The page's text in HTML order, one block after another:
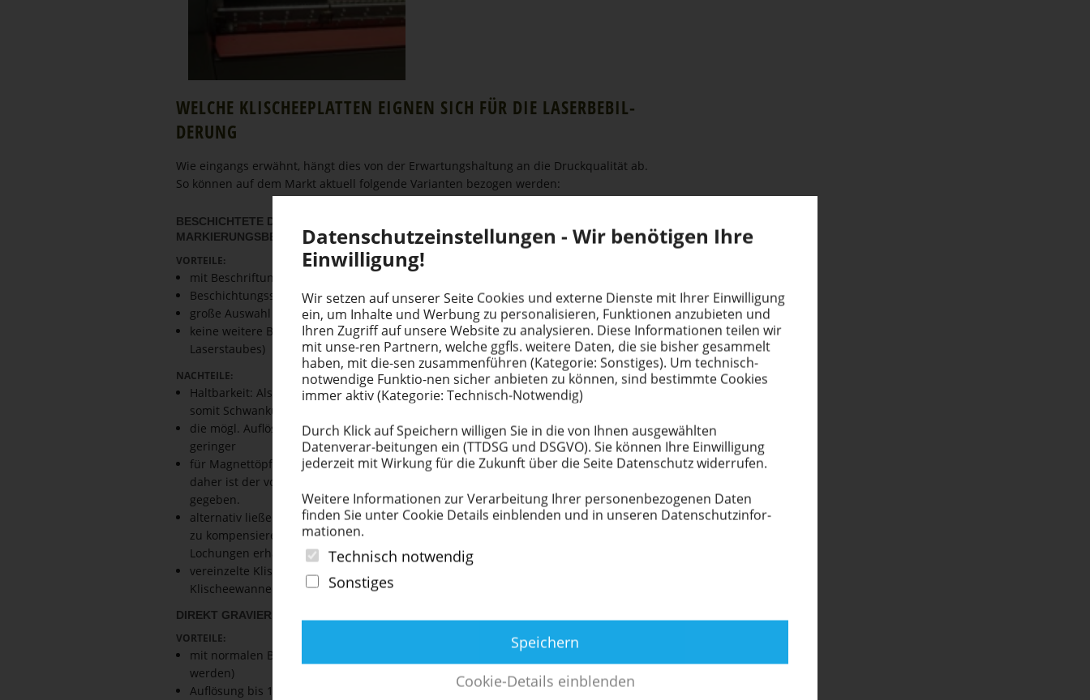
WELCHE KLISCHEE­PLATTEN EIGNEN SICH FÜR DIE LASER­BE­BIL­
DERUNG
Wie eingangs erwähnt, hängt dies von der Erwar­tungs­haltung an die Druck­qua­lität ab.
So können auf dem Markt aktuell folgende Varianten bezogen werden:
BESCHICHTETE DIREKT­GRA­VUR­PLATTEN (MEIST BESCHICH­TETES ALU) - AUS DEM
MARKIE­RUNGS­BE­REICH
VORTEILE:
mit Beschriftungslasern recht einfach zu erstellen
Beschichtungsschwankungen können mit mehr Leistung einfach kompensiert werden
große Auswahl an Platten mit verschiedenen Eigenschaften
keine weitere Bearbeitung erforderlich (außer dringend empfohlener Reinigung des
Laserstaubes)
NACHTEILE:
Haltbarkeit: Als Rakelschicht steht nur die Beschichtung zur Verfügung und unterliegt
somit Schwankungen der Druckqualität beim Abarbeiten des Druckauftrages
die mögl. Auflösung und das Raster sind gegenüber herkömmlichen Polymerklischees
geringer
für Magnettöpfe sind bei vielen Klischeevarianten keine Dünnstahlträger verfügbar,
daher ist der von Polymerklischees bekannte Anpressdruck des Rakeltopfes nicht
gegeben.
alternativ ließe sich eine Stahlunterplatte unter das Klischee legen, um diese Eigenart
zu kompensieren. Diese sind bei den Siebdruck-Partnern mit den gängigen
Lochungen erhältlich
vereinzelte Klischeetypen sind sehr dick, passen daher nur bedingt in
Klischeewannen oder auf gepinte Klischeehälter bei gelochten Klischees
DIREKT GRAVIERBARE VOLLPO­LY­MER­PLATTEN
VORTEILE:
mit normalen Beschriftungslasern zu erstellen (optimale Einstellung muss getestet
werden)
Auflösung bis 10.000 dpi möglich (beim Einsatz von Trommellasern)
Daten­schutz­ein­stel­lungen - Wir benötigen Ihre
Einwil­ligung!
Wir setzen auf unserer Seite Cookies und externe Dienste mit Ihrer Einwil­ligung
ein, um Inhalte und Werbung zu perso­na­li­sieren, Funktionen anzubieten und
Ihren Zugriff auf unsere Website zu analysieren. Diese Infor­ma­tionen teilen wir
mit unse-ren Partnern, welche ggfls. weitere Daten, die sie bisher gesammelt
haben, mit die-sen zusam­men­führen (Kategorie: Sonstiges). Um technisch-
notwendige Funktio-nen sicher anbieten zu können, sind bestimmte Cookies
immer aktiv (Kategorie: Technisch-Notwendig)
Durch Klick auf Speichern willigen Sie in die von Ihnen ausge­wählten
Datenverar-beitungen ein (TTDSG und DSGVO). Sie können Ihre Einwil­ligung
jederzeit mit Wirkung für die Zukunft über die Seite Datenschutz widerrufen.
Weitere Infor­ma­tionen zur Verar­beitung Ihrer perso­nen­be­zo­genen Daten
finden Sie unter Cookie Details einblenden und in unseren Daten­schutz­in­for­
ma­tionen.
Technisch notwendig
Sonstiges
Speichern
Cookie-Details einblenden